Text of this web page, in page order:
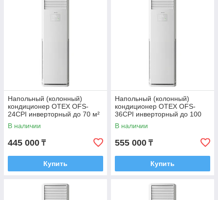
Напольный (колонный)
кондиционер OTEX OFS-
24CPI инверторный до 70 м²
+ монтажный комплект
В наличии
445 000 ₸
Купить
Напольный (колонный)
кондиционер OTEX OFS-
36CPI инверторный до 100
м² + монтажный комплект
В наличии
555 000 ₸
Купить